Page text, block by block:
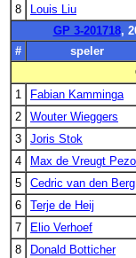
8
Louis Liu
GP 3-201718,
#
speler
1
Fabian Kamminga
2
Wouter Wieggers
3
Joris Stok
4
Max de Vreugt Pezo
5
Cedric van den Berg
6
Terje de Heij
7
Elio Verhoef
8
Donald Botticher